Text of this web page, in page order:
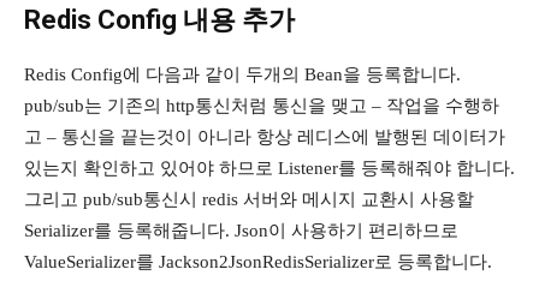
Redis Config 내용 추가
Redis Config에 다음과 같이 두개의 Bean을 등록합니다.
pub/sub는 기존의 http통신처럼 통신을 맺고 – 작업을 수행하
고 – 통신을 끝는것이 아니라 항상 레디스에 발행된 데이터가
있는지 확인하고 있어야 하므로 Listener를 등록해줘야 합니다.
그리고 pub/sub통신시 redis 서버와 메시지 교환시 사용할
Serializer를 등록해줍니다. Json이 사용하기 편리하므로
ValueSerializer를 Jackson2JsonRedisSerializer로 등록합니다.